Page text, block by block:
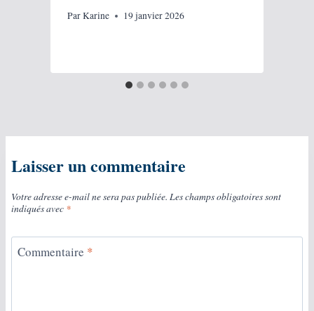
ParKarine 19 janvier 2026
Laisser un commentaire
Votre adresse e-mail ne sera pas publiée. Les champs obligatoires sont
indiqués avec *
Commentaire *